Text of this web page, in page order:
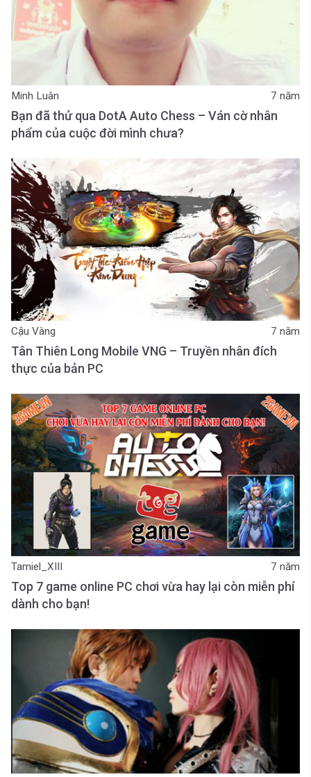
Minh Luân 7 năm
Bạn đã thử qua DotA Auto Chess – Ván cờ nhân
phẩm của cuộc đời mình chưa?
Cậu Vàng 7 năm
Tân Thiên Long Mobile VNG – Truyền nhân đích
thực của bản PC
Tamiel_XIII 7 năm
Top 7 game online PC chơi vừa hay lại còn miễn phí
dành cho bạn!